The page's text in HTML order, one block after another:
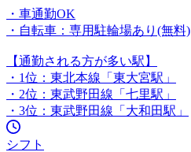
・車通勤OK
・自転車：専用駐輪場あり(無料)
【通勤される方が多い駅】
・1位：東北本線「東大宮駅」
・2位：東武野田線「七里駅」
・3位：東武野田線「大和田駅」
シフト